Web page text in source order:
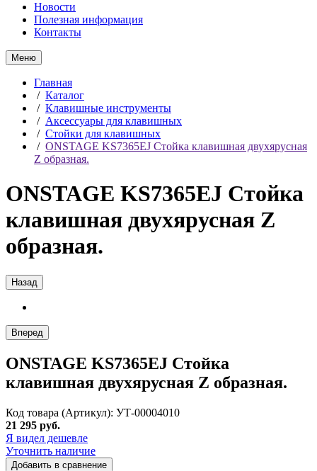
Новости
Полезная информация
Контакты
Меню
Главная
/ Каталог
/ Клавишные инструменты
/ Аксессуары для клавишных
/ Стойки для клавишных
/ ONSTAGE KS7365EJ Стойка клавишная двухярусная
Z образная.
ONSTAGE KS7365EJ Стойка
клавишная двухярусная Z
образная.
Назад
Вперед
ONSTAGE KS7365EJ Стойка
клавишная двухярусная Z образная.
Код товара (Артикул): УТ-00004010
21 295 руб.
Я видел дешевле
Уточнить наличие
Добавить в сравнение